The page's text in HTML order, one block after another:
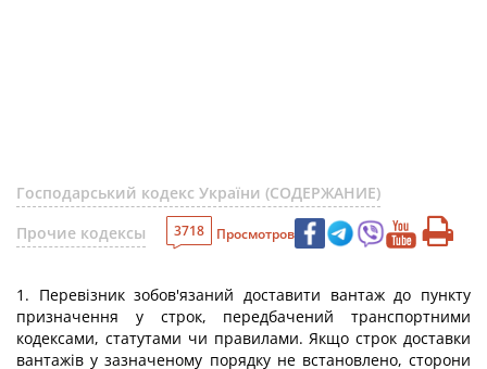
Господарський кодекс України (СОДЕРЖАНИЕ)
Прочие кодексы
3718 Просмотров
1. Перевізник зобов'язаний доставити вантаж до пункту
призначення у строк, передбачений транспортними
кодексами, статутами чи правилами. Якщо строк доставки
вантажів у зазначеному порядку не встановлено, сторони